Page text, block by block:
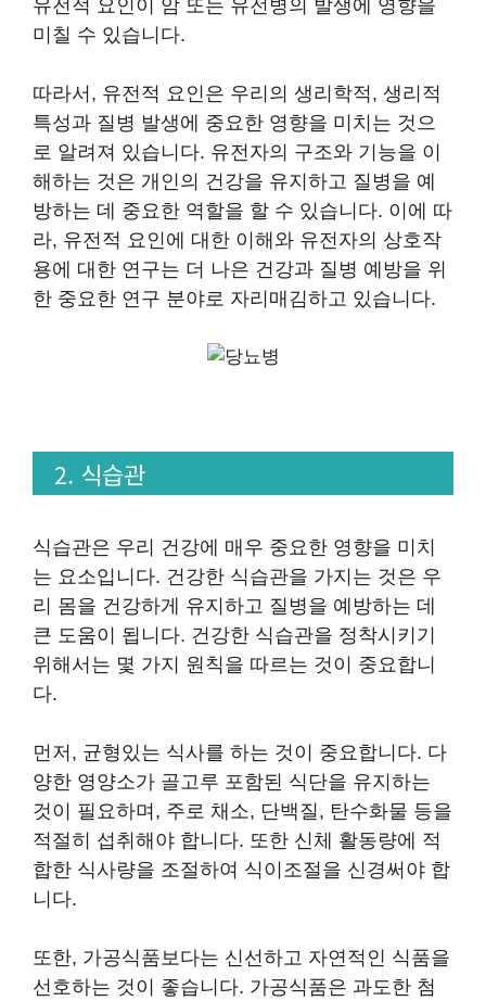
유전적 요인이 암 또는 유전병의 발생에 영향을
미칠 수 있습니다.
따라서, 유전적 요인은 우리의 생리학적, 생리적
특성과 질병 발생에 중요한 영향을 미치는 것으
로 알려져 있습니다. 유전자의 구조와 기능을 이
해하는 것은 개인의 건강을 유지하고 질병을 예
방하는 데 중요한 역할을 할 수 있습니다. 이에 따
라, 유전적 요인에 대한 이해와 유전자의 상호작
용에 대한 연구는 더 나은 건강과 질병 예방을 위
한 중요한 연구 분야로 자리매김하고 있습니다.
2. 식습관
식습관은 우리 건강에 매우 중요한 영향을 미치
는 요소입니다. 건강한 식습관을 가지는 것은 우
리 몸을 건강하게 유지하고 질병을 예방하는 데
큰 도움이 됩니다. 건강한 식습관을 정착시키기
위해서는 몇 가지 원칙을 따르는 것이 중요합니
다.
먼저, 균형있는 식사를 하는 것이 중요합니다. 다
양한 영양소가 골고루 포함된 식단을 유지하는
것이 필요하며, 주로 채소, 단백질, 탄수화물 등을
적절히 섭취해야 합니다. 또한 신체 활동량에 적
합한 식사량을 조절하여 식이조절을 신경써야 합
니다.
또한, 가공식품보다는 신선하고 자연적인 식품을
선호하는 것이 좋습니다. 가공식품은 과도한 첨